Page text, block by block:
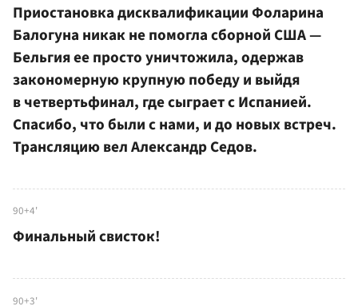
Приостановка дисквалификации Фоларина
Балогуна никак не помогла сборной США —
Бельгия ее просто уничтожила, одержав
закономерную крупную победу и выйдя
в четвертьфинал, где сыграет с Испанией.
Спасибо, что были с нами, и до новых встреч.
Трансляцию вел Александр Седов.
90+4'
Финальный свисток!
90+3'